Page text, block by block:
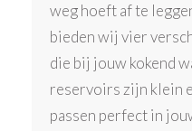
weg hoeft af te
bieden wij vier
die bij jouw kokend
reservoirs zijn klein
passen perfect in